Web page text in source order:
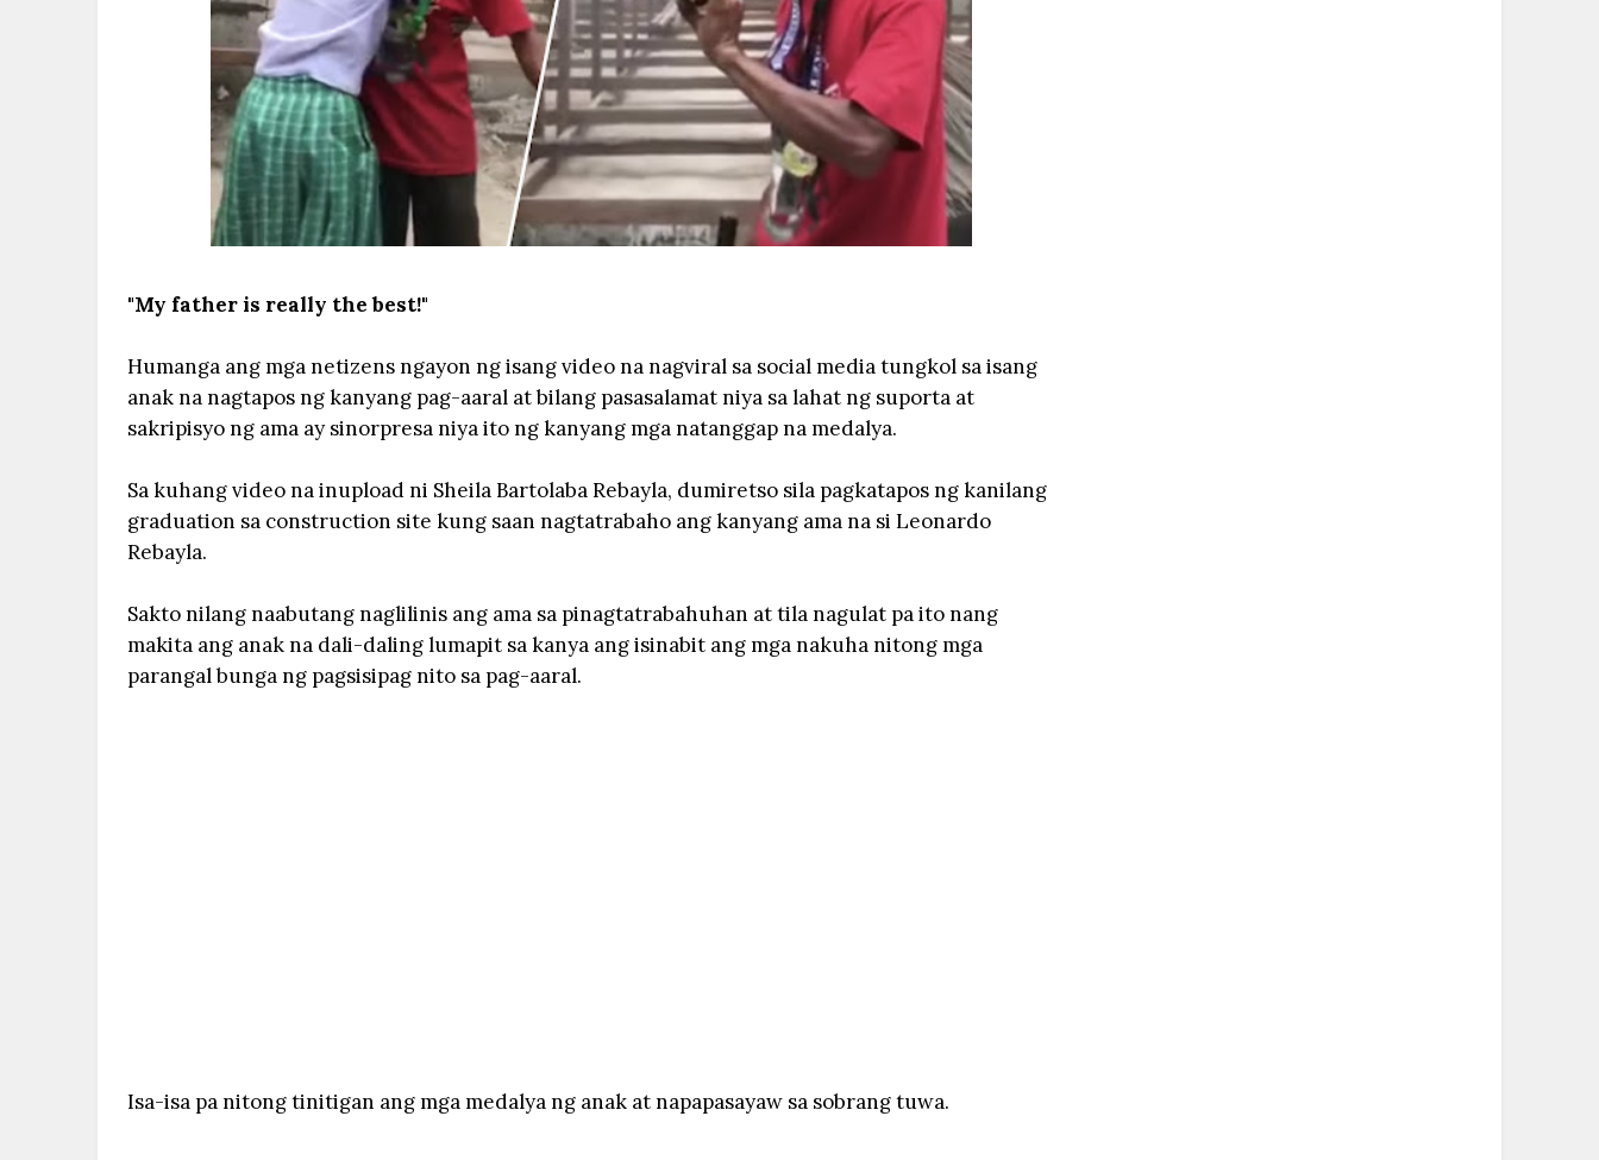
"My father is really the best!"
Humanga ang mga netizens ngayon ng isang video na nagviral sa social media tungkol sa isang
anak na nagtapos ng kanyang pag-aaral at bilang pasasalamat niya sa lahat ng suporta at
sakripisyo ng ama ay sinorpresa niya ito ng kanyang mga natanggap na medalya.
Sa kuhang video na inupload ni Sheila Bartolaba Rebayla, dumiretso sila pagkatapos ng kanilang
graduation sa construction site kung saan nagtatrabaho ang kanyang ama na si Leonardo
Rebayla.
Sakto nilang naabutang naglilinis ang ama sa pinagtatrabahuhan at tila nagulat pa ito nang
makita ang anak na dali-daling lumapit sa kanya ang isinabit ang mga nakuha nitong mga
parangal bunga ng pagsisipag nito sa pag-aaral.
Isa-isa pa nitong tinitigan ang mga medalya ng anak at napapasayaw sa sobrang tuwa.